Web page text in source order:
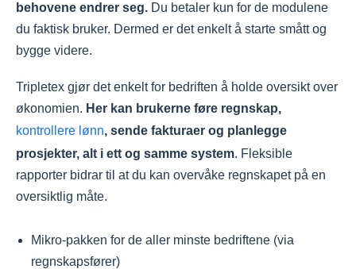
behovene endrer seg. Du betaler kun for de modulene
du faktisk bruker. Dermed er det enkelt å starte smått og
bygge videre.
Tripletex gjør det enkelt for bedriften å holde oversikt over
økonomien. Her kan brukerne føre regnskap,
kontrollere lønn, sende fakturaer og planlegge
prosjekter, alt i ett og samme system. Fleksible
rapporter bidrar til at du kan overvåke regnskapet på en
oversiktlig måte.
Mikro-pakken for de aller minste bedriftene (via
regnskapsfører)